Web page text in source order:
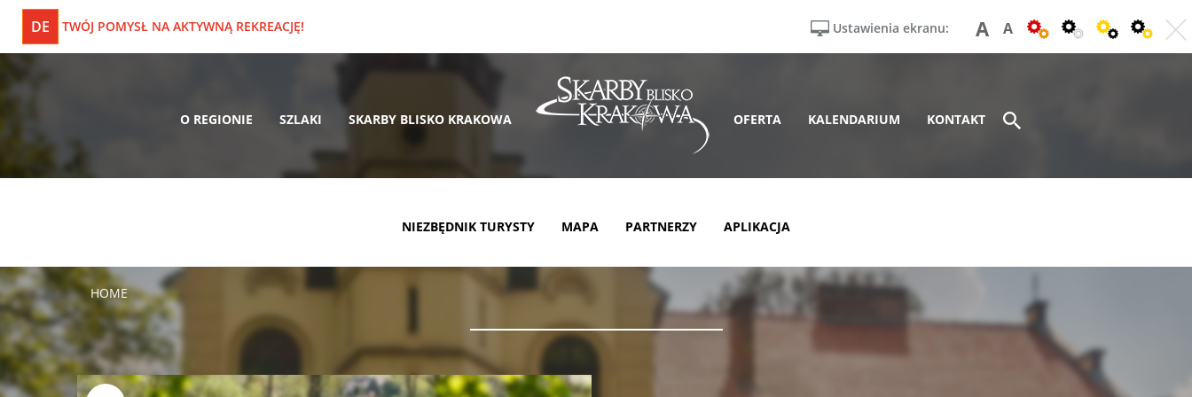
DE TWÓJ POMYSŁ NA AKTYWNĄ REKREACJĘ! Ustawienia ekranu: A A
O REGIONIE SZLAKI SKARBY BLISKO KRAKOWA OFERTA KALENDARIUM KONTAKT
NIEZBĘDNIK TURYSTY MAPA PARTNERZY APLIKACJA
HOME